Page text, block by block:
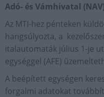
Adó- és Vámhivatal
Az MTI-hez pénteken
hangsúlyozta, a
italautomaták július 1-je
egységgel (AFE)
A beépített egységen
forgalmi adatokat